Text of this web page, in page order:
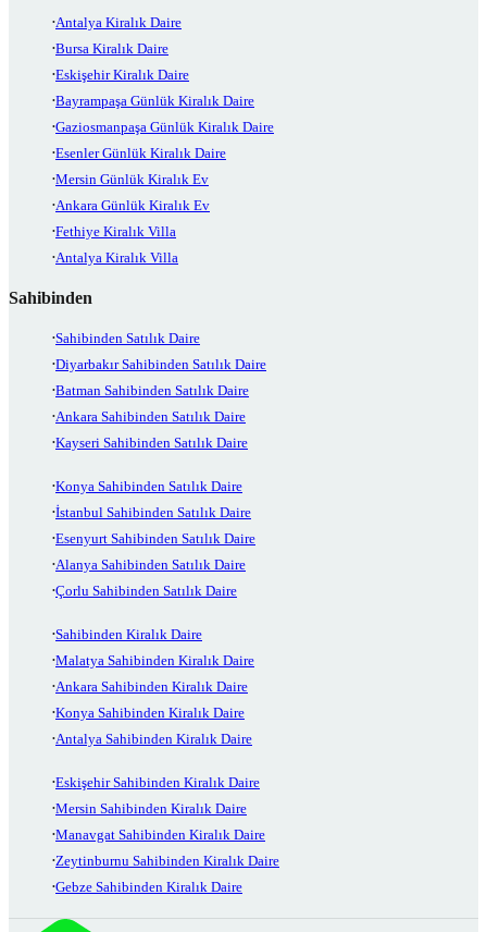
Antalya Kiralık Daire
Bursa Kiralık Daire
Eskişehir Kiralık Daire
Bayrampaşa Günlük Kiralık Daire
Gaziosmanpaşa Günlük Kiralık Daire
Esenler Günlük Kiralık Daire
Mersin Günlük Kiralık Ev
Ankara Günlük Kiralık Ev
Fethiye Kiralık Villa
Antalya Kiralık Villa
Sahibinden
Sahibinden Satılık Daire
Diyarbakır Sahibinden Satılık Daire
Batman Sahibinden Satılık Daire
Ankara Sahibinden Satılık Daire
Kayseri Sahibinden Satılık Daire
Konya Sahibinden Satılık Daire
İstanbul Sahibinden Satılık Daire
Esenyurt Sahibinden Satılık Daire
Alanya Sahibinden Satılık Daire
Çorlu Sahibinden Satılık Daire
Sahibinden Kiralık Daire
Malatya Sahibinden Kiralık Daire
Ankara Sahibinden Kiralık Daire
Konya Sahibinden Kiralık Daire
Antalya Sahibinden Kiralık Daire
Eskişehir Sahibinden Kiralık Daire
Mersin Sahibinden Kiralık Daire
Manavgat Sahibinden Kiralık Daire
Zeytinburnu Sahibinden Kiralık Daire
Gebze Sahibinden Kiralık Daire